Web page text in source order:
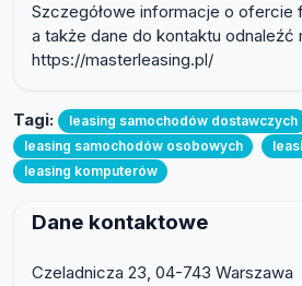
Szczegółowe informacje o ofercie
a także dane do kontaktu odnaleźć
https://masterleasing.pl/
Tagi:
leasing samochodów dostawczych
leasing samochodów osobowych
leasing komputerów
Dane kontaktowe
Czeladnicza 23, 04-743 Warszawa